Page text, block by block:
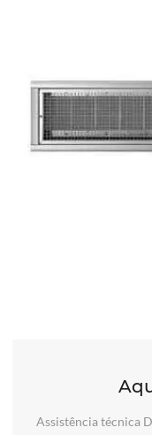
Assistência técnica